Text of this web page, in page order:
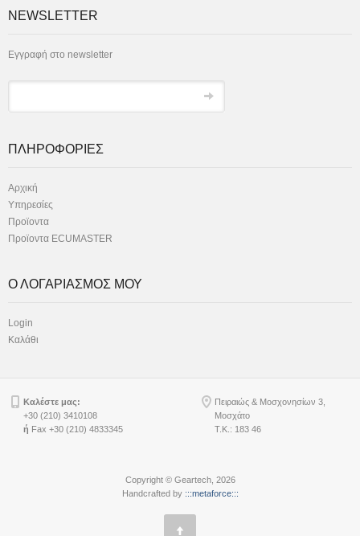
NEWSLETTER
Εγγραφή στο newsletter
ΠΛΗΡΟΦΟΡΙΕΣ
Αρχική
Υπηρεσίες
Προϊοντα
Προϊοντα ECUMASTER
Ο ΛΟΓΑΡΙΑΣΜΟΣ ΜΟΥ
Login
Καλάθι
Καλέστε μας:
+30 (210) 3410108
ή Fax +30 (210) 4833345
Πειραιώς & Μοσχονησίων 3,
Μοσχάτο
Τ.Κ.: 183 46
Copyright © Geartech, 2026
Handcrafted by :::metaforce:::